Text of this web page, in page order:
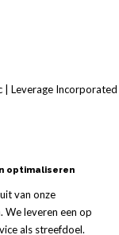
optimaliseren
van onze
We leveren een op
als streefdoel.